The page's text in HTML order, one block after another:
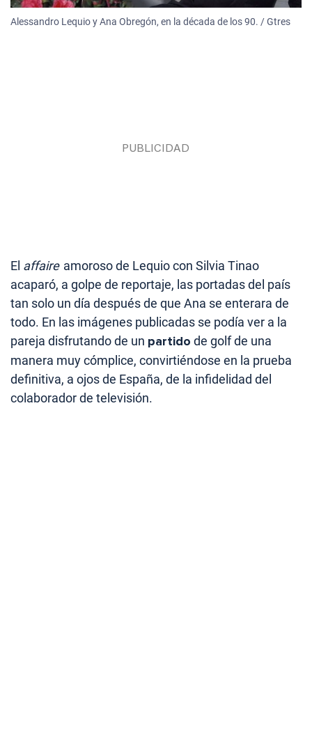
Alessandro Lequio y Ana Obregón, en la década de los 90. / Gtres
El affaire amoroso de Lequio con Silvia Tinao
acaparó, a golpe de reportaje, las portadas del país
tan solo un día después de que Ana se enterara de
todo. En las imágenes publicadas se podía ver a la
pareja disfrutando de un partido de golf de una
manera muy cómplice, convirtiéndose en la prueba
definitiva, a ojos de España, de la infidelidad del
colaborador de televisión.